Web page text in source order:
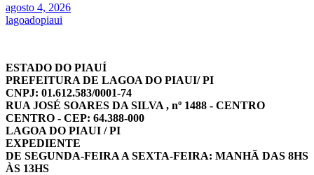
agosto 4, 2026
lagoadopiaui
ESTADO DO PIAUÍ
PREFEITURA DE LAGOA DO PIAUI/ PI
CNPJ: 01.612.583/0001-74
RUA JOSÉ SOARES DA SILVA , nº 1488 - CENTRO
CENTRO - CEP: 64.388-000
LAGOA DO PIAUI / PI
EXPEDIENTE
DE SEGUNDA-FEIRA A SEXTA-FEIRA: MANHÃ DAS 8HS
ÀS 13HS